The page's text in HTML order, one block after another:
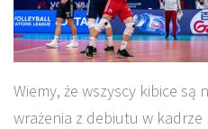
Wiemy, że wszyscy kibice są
wrażenia z debiutu w kadrze